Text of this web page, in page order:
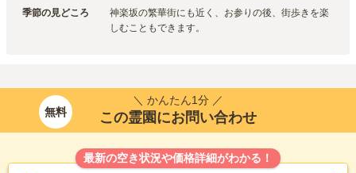
季節の見どころ
神楽坂の繁華街にも近く、お参りの後、街歩きを楽
しむこともできます。
無料
＼ かんたん1分 ／
この霊園にお問い合わせ
最新の空き状況や価格詳細がわかる！